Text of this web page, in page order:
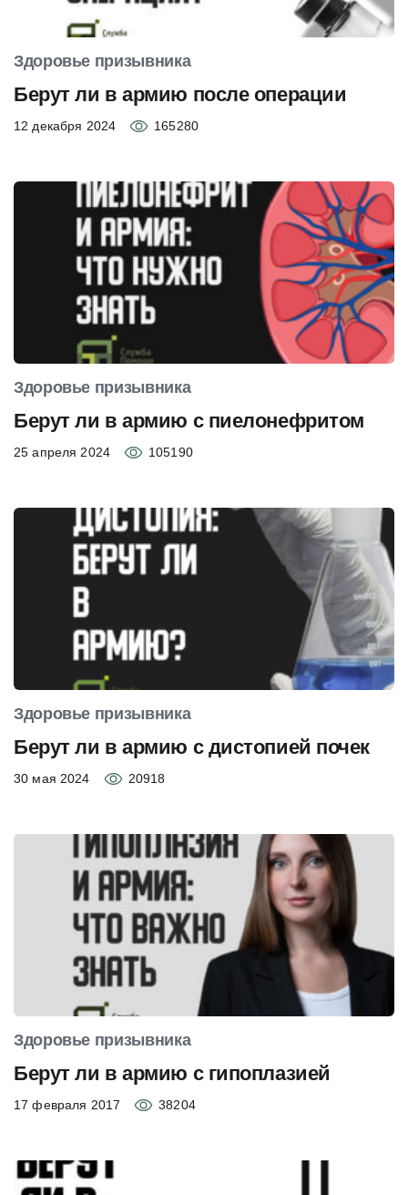
Здоровье призывника
Берут ли в армию после операции
12 декабря 2024 165280
Здоровье призывника
Берут ли в армию с пиелонефритом
25 апреля 2024 105190
Здоровье призывника
Берут ли в армию с дистопией почек
30 мая 2024 20918
Здоровье призывника
Берут ли в армию с гипоплазией
17 февраля 2017 38204